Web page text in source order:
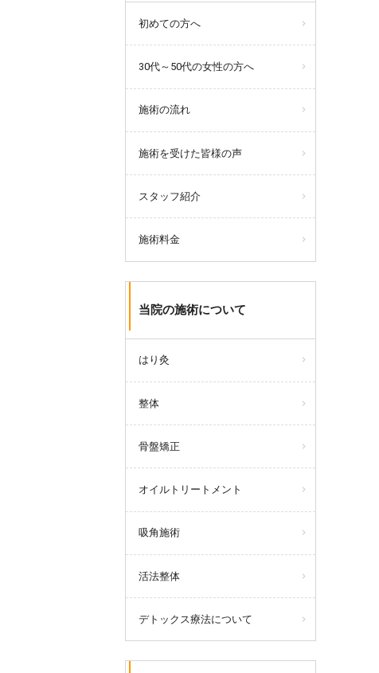
初めての方へ
30代～50代の女性の方へ
施術の流れ
施術を受けた皆様の声
スタッフ紹介
施術料金
当院の施術について
はり灸
整体
骨盤矯正
オイルトリートメント
吸角施術
活法整体
デトックス療法について